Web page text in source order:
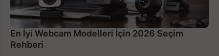
En İyi Webcam Modelleri İçin 2026 Seçim
Rehberi